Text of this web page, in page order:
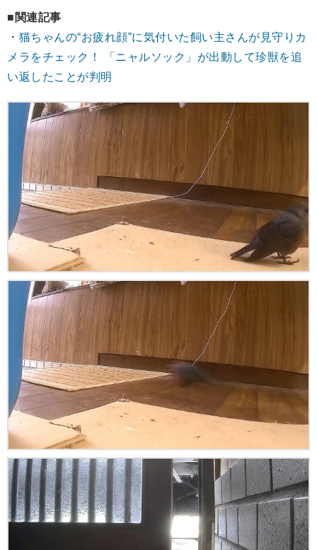
■関連記事
・ 猫ちゃんの“お疲れ顔”に気付いた飼い主さんが見守りカ
メラをチェック！ 「ニャルソック」が出動して珍獣を追
い返したことが判明